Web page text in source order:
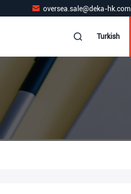
oversea.sale@deka-hk.com
Turkish